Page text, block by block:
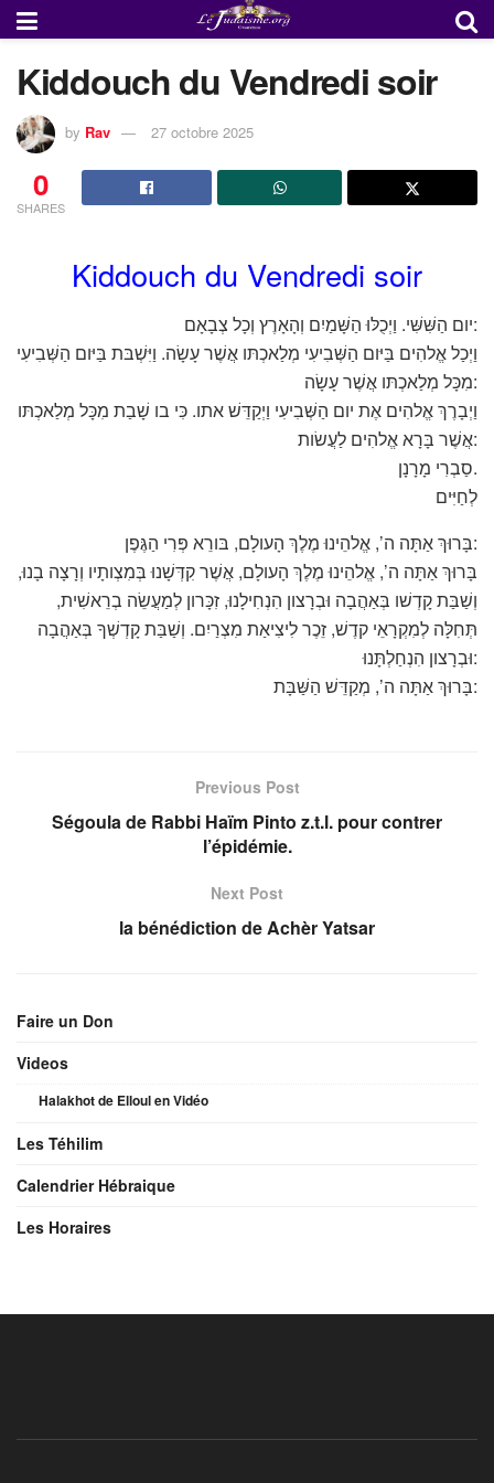
Kiddouch du Vendredi soir
by Rav 27 octobre 2025
0
SHARES
Kiddouch du Vendredi soir
יום הַשִּׁשִּׁי. וַיְכֻלּוּ הַשָּׁמַיִם וְהָאָרֶץ וְכָל צְבָאָם:
וַיְכַל אֱלהִים בַּיּום הַשְּׁבִיעִי מְלַאכְתּו אֲשֶׁר עָשָׂה. וַיִּשְׁבּת בַּיּום הַשְּׁבִיעִי
מִכָּל מְלַאכְתּו אֲשֶׁר עָשָׂה:
וַיְבָרֶךְ אֱלהִים אֶת יום הַשְּׁבִיעִי וַיְקַדֵּשׁ אתו. כִּי בו שָׁבַת מִכָּל מְלַאכְתּו
אֲשֶׁר בָּרָא אֱלהִים לַעֲשׂות:
סַבְרִי מָרָנָן.
לְחַיִּים
בָּרוּךְ אַתָּה ה’, אֱלהֵינוּ מֶלֶךְ הָעולָם, בּורֵא פְּרִי הַגֶּפֶן:
בָּרוּךְ אַתָּה ה’, אֱלהֵינוּ מֶלֶךְ הָעולָם, אֲשֶׁר קִדְּשָׁנוּ בְּמִצְותָיו וְרָצָה בָנוּ,
וְשַׁבַּת קָדְשׁו בְּאַהֲבָה וּבְרָצון הִנְחִילָנוּ, זִכָּרון לְמַעֲשֵׂה בְרֵאשִׁית,
תְּחִלָּה לְמִקְרָאֵי קדֶשׁ, זֵכֶר לִיצִיאַת מִצְרַיִם. וְשַׁבַּת קָדְשְׁךָ בְּאַהֲבָה
וּבְרָצון הִנְחַלְתָּנוּ:
בָּרוּךְ אַתָּה ה’, מְקַדֵּשׁ הַשַּׁבָּת:
Previous Post
Ségoula de Rabbi Haïm Pinto z.t.l. pour contrer
l’épidémie.
Next Post
la bénédiction de Achèr Yatsar
Faire un Don
Videos
Halakhot de Elloul en Vidéo
Les Téhilim
Calendrier Hébraique
Les Horaires